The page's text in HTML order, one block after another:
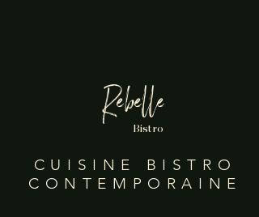
Rebelle
Bistro
CUISINE BISTRO
CONTEMPORAINE